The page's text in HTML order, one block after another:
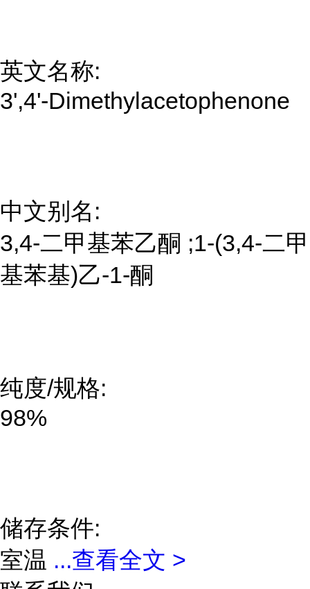
英文名称:
3',4'-Dimethylacetophenone
中文别名:
3,4-二甲基苯乙酮 ;1-(3,4-二甲
基苯基)乙-1-酮
纯度/规格:
98%
储存条件:
室温 ...查看全文 >